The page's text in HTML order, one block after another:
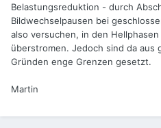
Belastungsreduktion - durch
Bildwechselpausen bei
also versuchen, in den
überstromen. Jedoch sind da aus
Gründen enge Grenzen gesetzt.
Martin